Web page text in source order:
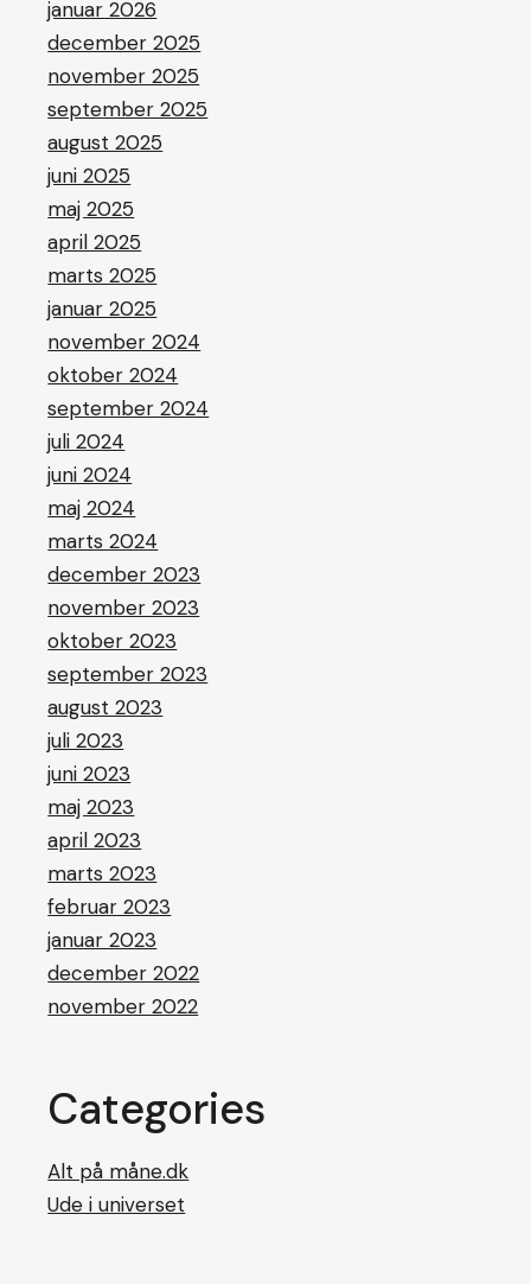
januar 2026
december 2025
november 2025
september 2025
august 2025
juni 2025
maj 2025
april 2025
marts 2025
januar 2025
november 2024
oktober 2024
september 2024
juli 2024
juni 2024
maj 2024
marts 2024
december 2023
november 2023
oktober 2023
september 2023
august 2023
juli 2023
juni 2023
maj 2023
april 2023
marts 2023
februar 2023
januar 2023
december 2022
november 2022
Categories
Alt på måne.dk
Ude i universet